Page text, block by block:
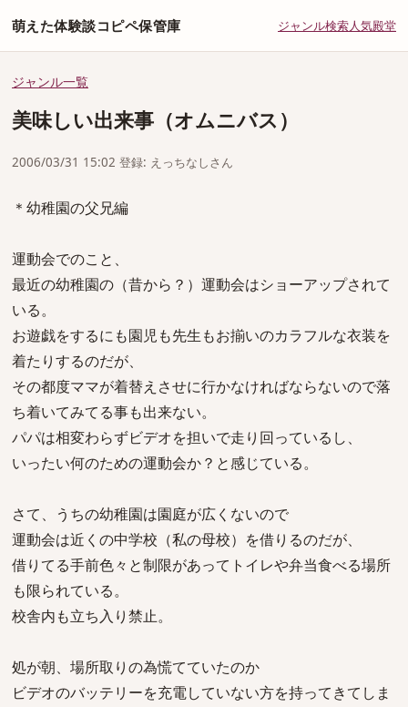
萌えた体験談コピペ保管庫 ジャンル検索人気殿堂
ジャンル一覧
美味しい出来事（オムニバス）
2006/03/31 15:02 登録: えっちなしさん
＊幼稚園の父兄編
運動会でのこと、
最近の幼稚園の（昔から？）運動会はショーアップされて
いる。
お遊戯をするにも園児も先生もお揃いのカラフルな衣装を
着たりするのだが、
その都度ママが着替えさせに行かなければならないので落
ち着いてみてる事も出来ない。
パパは相変わらずビデオを担いで走り回っているし、
いったい何のための運動会か？と感じている。
さて、うちの幼稚園は園庭が広くないので
運動会は近くの中学校（私の母校）を借りるのだが、
借りてる手前色々と制限があってトイレや弁当食べる場所
も限られている。
校舎内も立ち入り禁止。
処が朝、場所取りの為慌てていたのか
ビデオのバッテリーを充電していない方を持ってきてしま